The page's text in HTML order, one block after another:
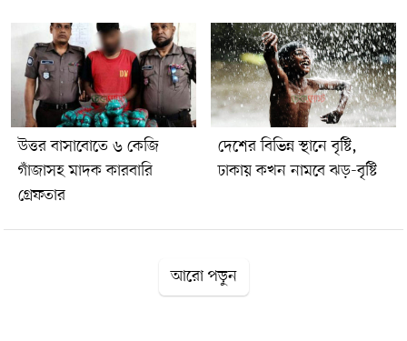
উত্তর বাসাবোতে ৬ কেজি
গাঁজাসহ মাদক কারবারি
গ্রেফতার
দেশের বিভিন্ন স্থানে বৃষ্টি,
ঢাকায় কখন নামবে ঝড়-বৃষ্টি
আরো পড়ুন